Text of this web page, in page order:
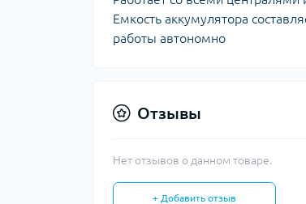
Емкость аккумулятора
работы автономно
Отзывы
Нет отзывов о данном товаре.
+ Добавить отзыв